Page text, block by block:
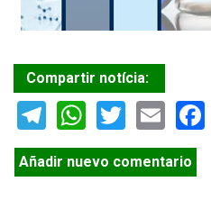
Compartir notícia:
TelegramTwitter
Añadir nuevo comentario